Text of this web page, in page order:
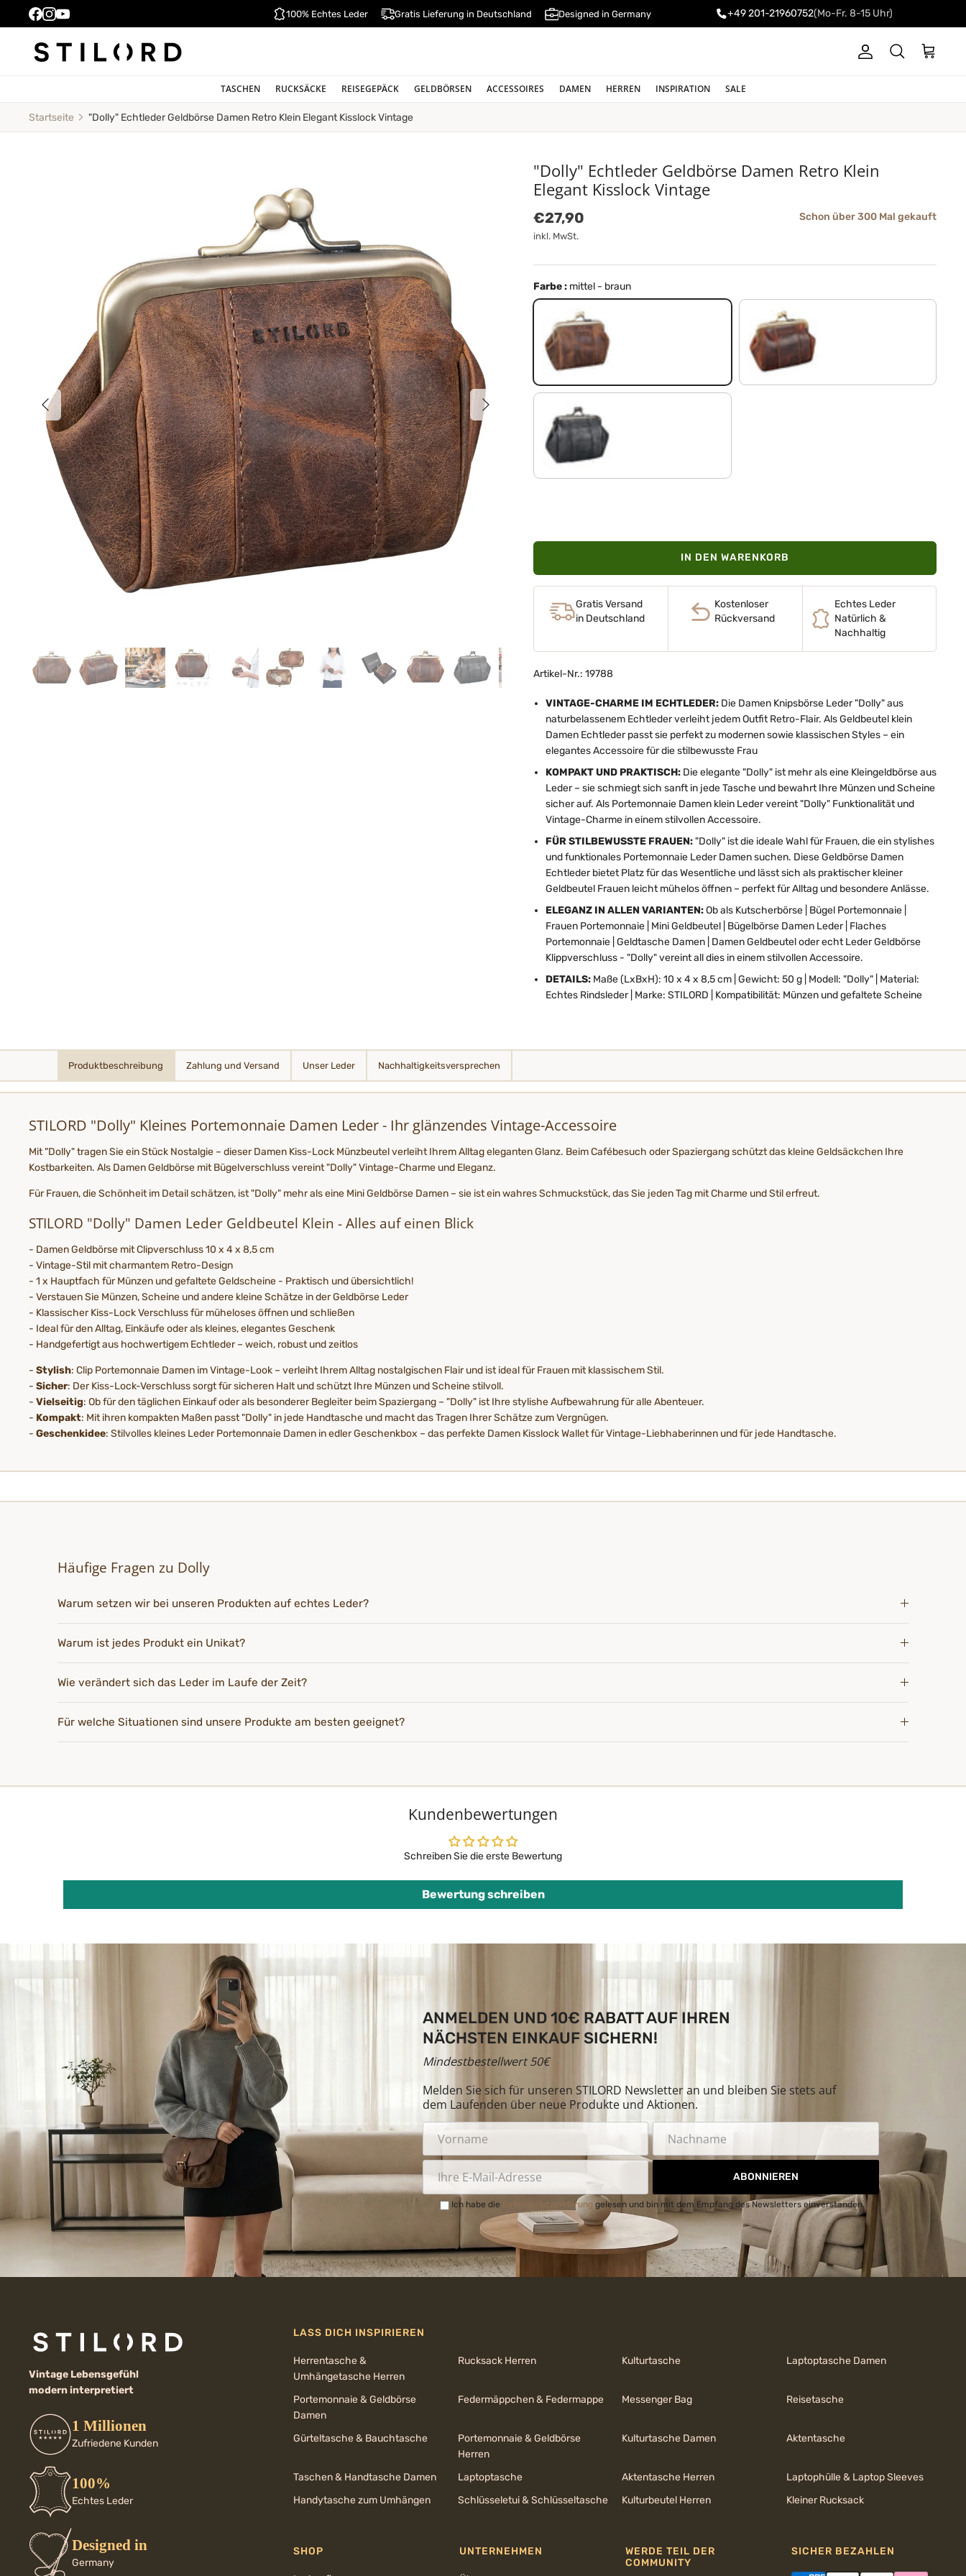
100% Echtes Leder Gratis Lieferung in Deutschland Designed in Germany +49 201-21960752(Mo-Fr. 8-15 Uhr)
KontoSuchen
TASCHEN RUCKSÄCKE REISEGEPÄCK GELDBÖRSEN ACCESSOIRES DAMEN HERREN INSPIRATION SALE
Startseite "Dolly" Echtleder Geldbörse Damen Retro Klein Elegant Kisslock Vintage
Vorherige Nächste
"Dolly" Echtleder Geldbörse Damen Retro Klein
Elegant Kisslock Vintage
Normaler Preis
€27,90
inkl. MwSt.
Schon über 300 Mal gekauft
Farbe : mittel - braun
mittel - braun kara - cognac
schwarz
IN DEN WARENKORB
Gratis Versand
in Deutschland
Kostenloser
Rückversand
Echtes Leder
Natürlich &
Nachhaltig
Artikel-Nr.: 19788
VINTAGE-CHARME IM ECHTLEDER: Die Damen Knipsbörse Leder "Dolly" aus
naturbelassenem Echtleder verleiht jedem Outfit Retro-Flair. Als Geldbeutel klein
Damen Echtleder passt sie perfekt zu modernen sowie klassischen Styles – ein
elegantes Accessoire für die stilbewusste Frau
KOMPAKT UND PRAKTISCH:Die elegante "Dolly" ist mehr als eine Kleingeldbörse aus
Leder – sie schmiegt sich sanft in jede Tasche und bewahrt Ihre Münzen und Scheine
sicher auf. Als Portemonnaie Damen klein Leder vereint "Dolly" Funktionalität und
Vintage-Charme in einem stilvollen Accessoire.
FÜR STILBEWUSSTE FRAUEN:"Dolly" ist die ideale Wahl für Frauen, die ein stylishes
und funktionales Portemonnaie Leder Damen suchen. Diese Geldbörse Damen
Echtleder bietet Platz für das Wesentliche und lässt sich als praktischer kleiner
Geldbeutel Frauen leicht mühelos öffnen – perfekt für Alltag und besondere Anlässe.
ELEGANZ IN ALLEN VARIANTEN:Ob als Kutscherbörse | Bügel Portemonnaie |
Frauen Portemonnaie | Mini Geldbeutel | Bügelbörse Damen Leder | Flaches
Portemonnaie | Geldtasche Damen | Damen Geldbeutel oder echt Leder Geldbörse
Klippverschluss - "Dolly" vereint all dies in einem stilvollen Accessoire.
DETAILS:Maße (LxBxH): 10 x 4 x 8,5 cm | Gewicht: 50 g | Modell: "Dolly" | Material:
Echtes Rindsleder | Marke: STILORD | Kompatibilität: Münzen und gefaltete Scheine
Produktbeschreibung Zahlung und Versand Unser Leder Nachhaltigkeits­­­versprechen
STILORD "Dolly" Kleines Portemonnaie Damen Leder - Ihr glänzendes Vintage-Accessoire
Mit "Dolly" tragen Sie ein Stück Nostalgie – dieser Damen Kiss-Lock Münzbeutel verleiht Ihrem Alltag eleganten Glanz. Beim Cafébesuch oder Spaziergang schützt das kleine Geldsäckchen Ihre
Kostbarkeiten. Als Damen Geldbörse mit Bügelverschluss vereint "Dolly" Vintage-Charme und Eleganz.
Für Frauen, die Schönheit im Detail schätzen, ist "Dolly" mehr als eine Mini Geldbörse Damen – sie ist ein wahres Schmuckstück, das Sie jeden Tag mit Charme und Stil erfreut.
STILORD "Dolly" Damen Leder Geldbeutel Klein - Alles auf einen Blick
- Damen Geldbörse mit Clipverschluss 10 x 4 x 8,5 cm
- Vintage-Stil mit charmantem Retro-Design
- 1 x Hauptfach für Münzen und gefaltete Geldscheine - Praktisch und übersichtlich!
- Verstauen Sie Münzen, Scheine und andere kleine Schätze in der Geldbörse Leder
- Klassischer Kiss-Lock Verschluss für müheloses öffnen und schließen
- Ideal für den Alltag, Einkäufe oder als kleines, elegantes Geschenk
- Handgefertigt aus hochwertigem Echtleder – weich, robust und zeitlos
- Stylish: Clip Portemonnaie Damen im Vintage-Look – verleiht Ihrem Alltag nostalgischen Flair und ist ideal für Frauen mit klassischem Stil.
- Sicher: Der Kiss-Lock-Verschluss sorgt für sicheren Halt und schützt Ihre Münzen und Scheine stilvoll.
- Vielseitig: Ob für den täglichen Einkauf oder als besonderer Begleiter beim Spaziergang – "Dolly" ist Ihre stylishe Aufbewahrung für alle Abenteuer.
- Kompakt: Mit ihren kompakten Maßen passt "Dolly" in jede Handtasche und macht das Tragen Ihrer Schätze zum Vergnügen.
- Geschenkidee: Stilvolles kleines Leder Portemonnaie Damen in edler Geschenkbox – das perfekte Damen Kisslock Wallet für Vintage-Liebhaberinnen und für jede Handtasche.
Häufige Fragen zu Dolly
Warum setzen wir bei unseren Produkten auf echtes Leder?
Warum ist jedes Produkt ein Unikat?
Wie verändert sich das Leder im Laufe der Zeit?
Für welche Situationen sind unsere Produkte am besten geeignet?
Kundenbewertungen
Schreiben Sie die erste Bewertung
Bewertung schreiben
ANMELDEN UND 10€ RABATT AUF IHREN
NÄCHSTEN EINKAUF SICHERN!
Mindestbestellwert 50€
Melden Sie sich für unseren STILORD Newsletter an und bleiben Sie stets auf
dem Laufenden über neue Produkte und Aktionen.
ABONNIEREN
Ich habe die Datenschutzerklärung gelesen und bin mit dem Empfang des Newsletters einverstanden.
Vintage Lebensgefühl
modern interpretiert
1 Millionen
Zufriedene Kunden
100%
Echtes Leder
Designed in
Germany
LASS DICH INSPIRIEREN
Herrentasche &
Umhängetasche Herren
Rucksack Herren Kulturtasche Laptoptasche Damen
Portemonnaie & Geldbörse
Damen
Federmäppchen & Federmappe Messenger Bag Reisetasche
Gürteltasche & Bauchtasche
Portemonnaie & Geldbörse
Herren
Kulturtasche Damen Aktentasche
Taschen & Handtasche Damen Laptoptasche Aktentasche Herren
Laptophülle & Laptop Sleeves
Handytasche zum Umhängen
Schlüsseletui & Schlüsseltasche Kulturbeutel Herren Kleiner Rucksack
SHOP UNTERNEHMEN
WERDE TEIL DER
COMMUNITY
SICHER BEZAHLEN